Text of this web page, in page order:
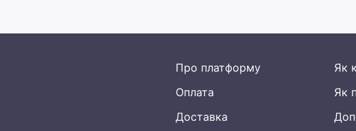
Про платформу
Оплата
Доставка
Як
Як